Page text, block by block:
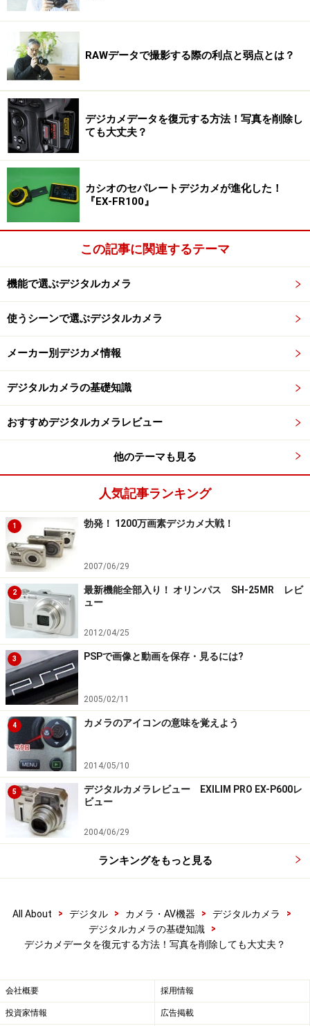
最初にやるべきこと、それは「なにもしない」ことだ。
デジタルカメラにかぎらず、PCなどで扱える「ファイ
ル」というものは削除しても実際にデータが消えてはい
ない。データなどのファイルがある場合はそこに書き込
むことを禁止しており、「削除」するとそのスペースに
書き込むことが許可される……というようになっているの
だ。
つまり、削除してしまったデータは、削除したばかりで
あれば依然としてそこに存在している。
削除直後であればデータの上に白い紙が貼られただけ
で、書き込む用意がされている……というだけの状況だ。
白い紙をはがせばデータは存在している。しかし、白い
にも裏写りしてしまう。もはや、データを復活させるこ
とは難しくなってしまうのだ（可能性はゼロではない
が）。ちなみに、これはカードのフォーマットであって
も同じである。
よって、間違って画像データを削除してしまった場合、
カードを取り出して触らないようにすることだ。
デジカメからメモリーカードは確保した後
さて、削除した直後に保全したメモリーカードをどうす
ればいいか。USBやPCカード経由でPCに接続し、削除フ
ァイルの復活ができるユーティリティでチェックするの
だ。
フリーソフトでデジカメデータを復活させ
てみよう
削除してしまったデータを復活させるためのソフトウェ
アがいくつかある。市販ソフト、あるいはフリーソフト
でも存在している。筆者は『FileRecovery』の無料体験
版を使用している。
1．FILERECOVERYを起動し、メイン画面を表示します。
2．復元対象のメディアの種類を選択します。
RAWデータで撮影する際の利点と弱点とは？
デジカメデータを復元する方法！写真を削除し
ても大丈夫？
カシオのセパレートデジカメが進化した！
『EX-FR100』
この記事に関連するテーマ
機能で選ぶデジタルカメラ
使うシーンで選ぶデジタルカメラ
メーカー別デジカメ情報
デジタルカメラの基礎知識
おすすめデジタルカメラレビュー
他のテーマも見る
人気記事ランキング
1 勃発！ 1200万画素デジカメ大戦！
2007/06/29
2
最新機能全部入り！ オリンパス SH-25MR レビ
ュー
2012/04/25
3 PSPで画像と動画を保存・見るには?
2005/02/11
4 カメラのアイコンの意味を覚えよう
2014/05/10
5
デジタルカメラレビュー EXILIM PRO EX-P600レ
ビュー
2004/06/29
ランキングをもっと見る
All About > デジタル > カメラ・AV機器 > デジタルカメラ
>
デジタルカメラの基礎知識
>
デジカメデータを復元する方法！写真を削除しても大丈夫？
会社概要 採用情報
投資家情報 広告掲載